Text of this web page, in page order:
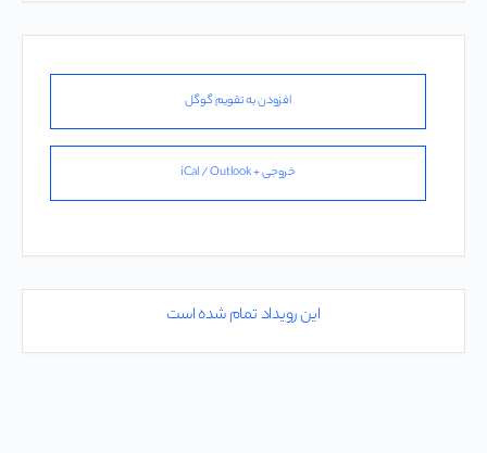
افزودن به تقویم گوگل
خروجی + iCal / Outlook
این رویداد تمام شده است